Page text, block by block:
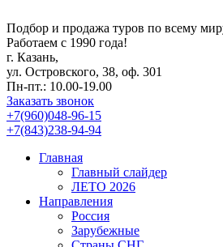
Подбор и продажа туров по всему
Работаем с 1990 года!
г. Казань,
ул. Островского, 38, оф. 301
Пн-пт.: 10.00-19.00
Заказать звонок
+7(960)048-96-15
+7(843)238-94-94
Главная
Главный слайдер
ЛЕТО 2026
Направления
Россия
Зарубежные